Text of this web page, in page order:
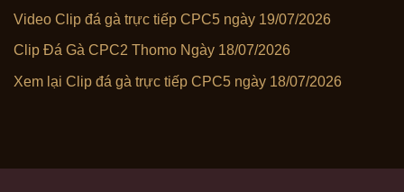
Video Clip đá gà trực tiếp CPC5 ngày 19/07/2026
Clip Đá Gà CPC2 Thomo Ngày 18/07/2026
Xem lại Clip đá gà trực tiếp CPC5 ngày 18/07/2026